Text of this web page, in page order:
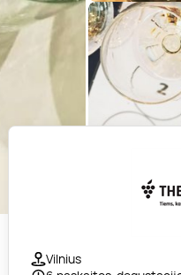
Vilnius